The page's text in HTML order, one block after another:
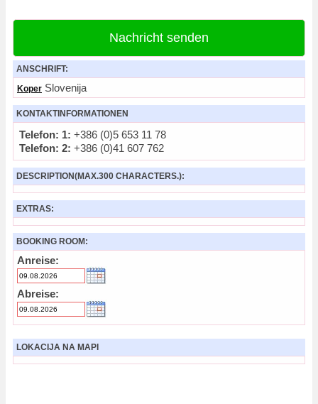
Nachricht senden
ANSCHRIFT:
Koper Slovenija
KONTAKTINFORMATIONEN
Telefon: 1: +386 (0)5 653 11 78
Telefon: 2: +386 (0)41 607 762
DESCRIPTION(MAX.300 CHARACTERS.):
EXTRAS:
BOOKING ROOM:
Anreise:
Abreise:
LOKACIJA NA MAPI